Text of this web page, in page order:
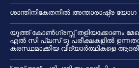
ശാന്തിനികേതനിൽ അന്താരാഷ്ട്ര യോഗ
യൂത്ത് കോൺഗ്രസ്സ് തളിയക്കോണം
എൽ സി പ്ലസ് ടു പരീക്ഷകളിൽ
കരസ്ഥമാക്കിയ വിദ്യാർത്ഥികളെ